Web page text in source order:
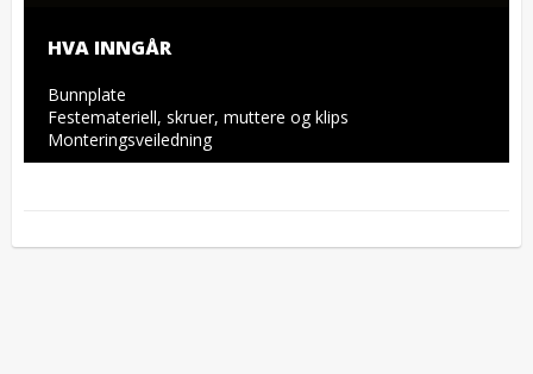
HVA INNGÅR
Bunnplate
Festemateriell, skruer, muttere og klips
Monteringsveiledning